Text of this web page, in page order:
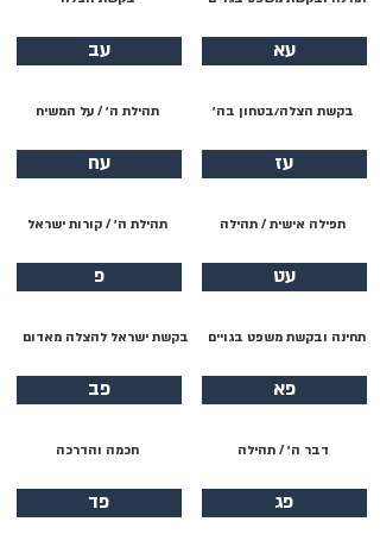
עא
בקשת הצלה/בטחון בה׳
עז
תפילה אישית / תהילה
עט
תחינה ובקשת משפט בגויים
פא
דבר ה׳ / תהילה
פג
עב
תהילת ה׳ / על המשיח
עח
תהילת ה׳ / קורות ישראל
פ
בקשת ישראל להצלה מאדום
פב
חכמה והדרכה
פד